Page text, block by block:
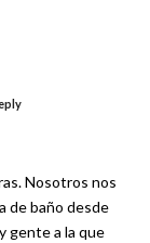
Nosotros nos
de baño desde
gente a la que